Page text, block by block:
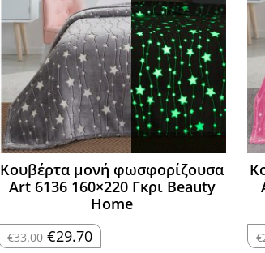
Κουβέρτα μονή φωσφορίζουσα
Art 6136 160×220 Γκρι Beauty
Home
€33.00 Original
price
€29.70Η
τρέχουσα €